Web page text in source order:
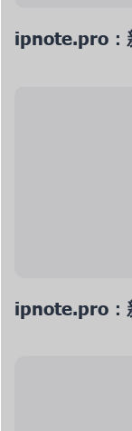
ipnote.pro：
ipnote.pro：